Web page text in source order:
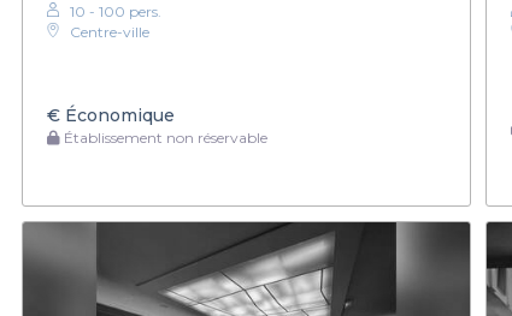
10 - 100 pers.
Centre-ville
€ Économique
Établissement non réservable